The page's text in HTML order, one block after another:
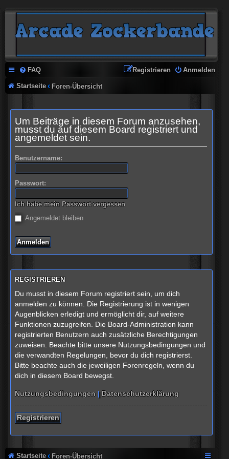
FAQ Anmelden
Registrieren
Startseite Foren-Übersicht
Um Beiträge in diesem Forum anzusehen,
musst du auf diesem Board registriert und
angemeldet sein.
Benutzername:
Passwort:
Ich habe mein Passwort vergessen
Angemeldet bleiben
REGISTRIEREN
Du musst in diesem Forum registriert sein, um dich
anmelden zu können. Die Registrierung ist in wenigen
Augenblicken erledigt und ermöglicht dir, auf weitere
Funktionen zuzugreifen. Die Board-Administration kann
registrierten Benutzern auch zusätzliche Berechtigungen
zuweisen. Beachte bitte unsere Nutzungsbedingungen und
die verwandten Regelungen, bevor du dich registrierst.
Bitte beachte auch die jeweiligen Forenregeln, wenn du
dich in diesem Board bewegst.
Nutzungsbedingungen |Datenschutzerklärung
Registrieren
Startseite Foren-Übersicht